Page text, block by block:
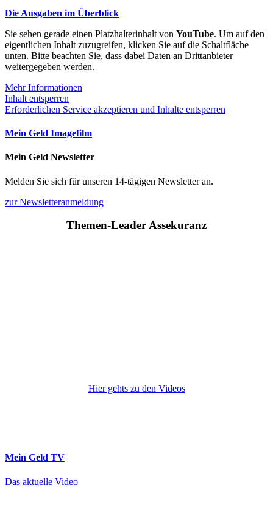
Die Ausgaben im Überblick
Sie sehen gerade einen Platzhalterinhalt von YouTube. Um auf den
eigentlichen Inhalt zuzugreifen, klicken Sie auf die Schaltfläche
unten. Bitte beachten Sie, dass dabei Daten an Drittanbieter
weitergegeben werden.
Mehr Informationen
Inhalt entsperren
Erforderlichen Service akzeptieren und Inhalte entsperren
Mein Geld Imagefilm
Mein Geld Newsletter
Melden Sie sich für unseren 14-tägigen Newsletter an.
zur Newsletteranmeldung
Themen-Leader Assekuranz
Hier gehts zu den Videos
Mein Geld TV
Das aktuelle Video